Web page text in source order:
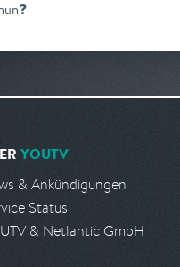
YOUTV
& Ankündigungen
Status
& Netlantic GmbH